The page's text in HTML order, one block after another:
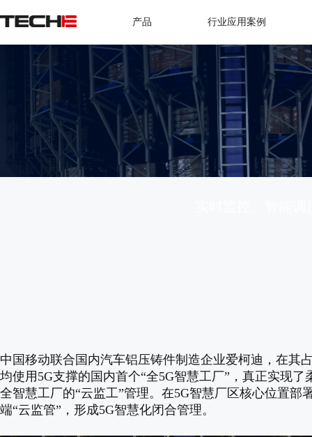
产品 行业应用案例
中国移动联合国内汽车铝压铸件制造企业爱柯迪，在其
均使用5G支撑的国内首个“全5G智慧工厂”，真正实现
全智慧工厂的“云监工”管理。在5G智慧厂区核心位置
端“云监管”，形成5G智慧化闭合管理。